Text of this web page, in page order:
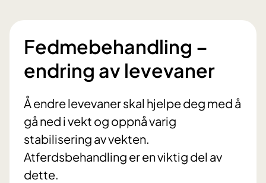
Fedmebehandling –
endring av levevaner
Å endre levevaner skal hjelpe deg med å
gå ned i vekt og oppnå varig
stabilisering av vekten.
Atferdsbehandling er en viktig del av
dette.